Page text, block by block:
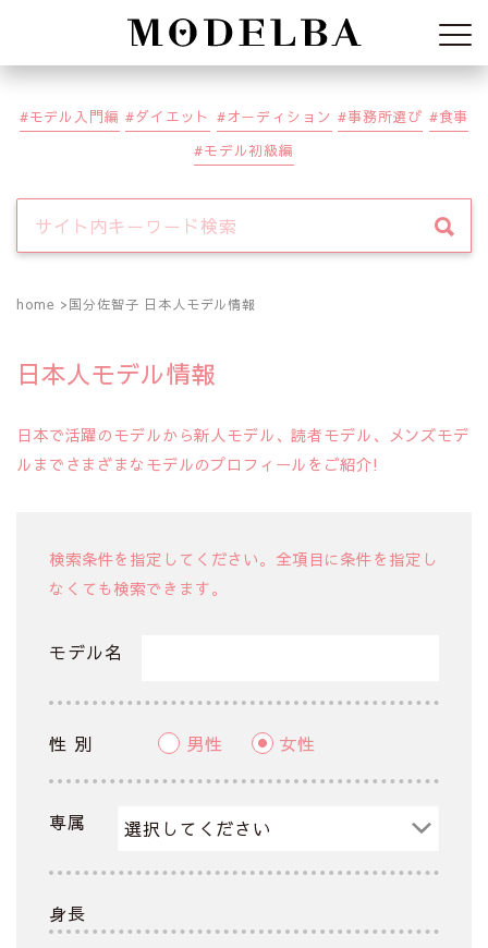
Modelba
モデル入門編 ダイエット オーディション 事務所選び
食事
モデル初級編
home 国分佐智子 日本人モデル情報
日本人モデル情報
日本で活躍のモデルから新人モデル、読者モデル、メンズモデ
ルまでさまざまなモデルのプロフィールをご紹介!
検索条件を指定してください。全項目に条件を指定し
なくても検索できます。
モデル名
性 別 男性 女性
専属
身長